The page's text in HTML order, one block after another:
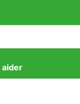
aider